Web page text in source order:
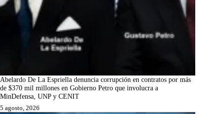
Abelardo De La Espriella denuncia corrupción en contratos por más
de $370 mil millones en Gobierno Petro que involucra a
MinDefensa, UNP y CENIT
5 agosto, 2026